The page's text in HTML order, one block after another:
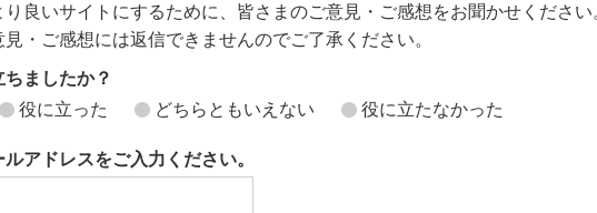
良いサイトにするために、皆さまのご意見・ご感想をお聞かせください
・ご感想には返信できませんのでご了承ください。
ましたか？
役に立った どちらともいえない 役に立たなかった
アドレスをご入力ください。